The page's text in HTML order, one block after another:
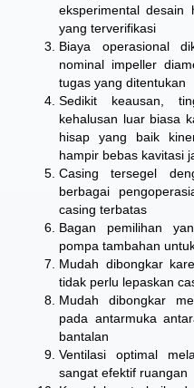
eksperimental desain
yang terverifikasi
Biaya operasional
nominal impeller
tugas yang ditentukan
Sedikit keausan,
kehalusan luar biasa
hisap yang baik
hampir bebas kavitasi
Casing tersegel
berbagai
casing terbatas
Bagan pemilihan
pompa tambahan
Mudah dibongkar
tidak perlu lepaskan
Mudah dibongkar
pada antarmuka
bantalan
Ventilasi optimal
sangat efektif ruangan